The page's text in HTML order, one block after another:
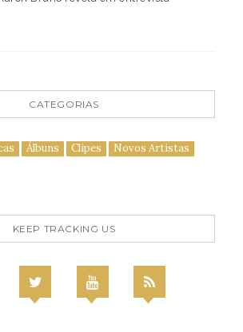
CATEGORIAS
Álbuns Clipes
Novos Artistas
KEEP TRACKING US